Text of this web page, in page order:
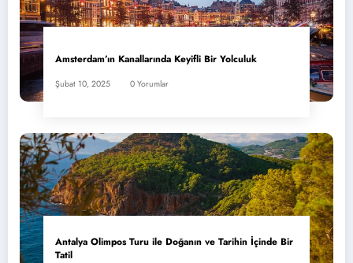
Amsterdam’ın Kanallarında Keyifli Bir Yolculuk
Şubat 10, 2025 0 Yorumlar
Antalya Olimpos Turu ile Doğanın ve Tarihin İçinde Bir
Tatil